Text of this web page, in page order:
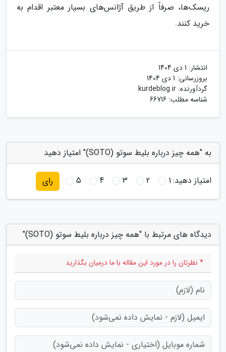
ریسک‌ها، صرفاً از طریق آژانس‌های بسیار معتبر اقدام به
خرید کنند.
انتشار: 1 دی 1404
بروزرسانی: 1 دی 1404
گردآورنده: kurdeblog.ir
شناسه مطلب: 66716
به "همه چیز درباره بلیط سوتو (SOTO)" امتیاز دهید
امتیاز دهید:1
2
3
4
5 رای
دیدگاه های مرتبط با "همه چیز درباره بلیط سوتو (SOTO)"
* نظرتان را در مورد این مقاله با ما درمیان بگذارید